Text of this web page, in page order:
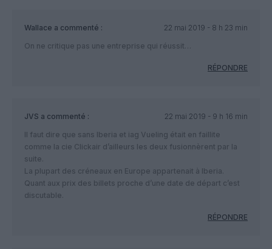
Wallace a commenté :
22 mai 2019 - 8 h 23 min
On ne critique pas une entreprise qui réussit…
RÉPONDRE
JVS a commenté :
22 mai 2019 - 9 h 16 min
Il faut dire que sans Iberia et iag Vueling était en faillite
comme la cie Clickair d’ailleurs les deux fusionnèrent par la
suite.
La plupart des créneaux en Europe appartenait à Iberia.
Quant aux prix des billets proche d’une date de départ c’est
discutable.
RÉPONDRE